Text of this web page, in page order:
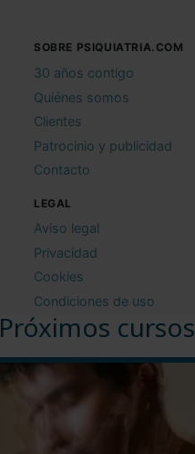
Próximos cursos
SOBRE PSIQUIATRIA.COM
30 años contigo
Quiénes somos
Clientes
Patrocinio y publicidad
Contacto
LEGAL
Aviso legal
Privacidad
Cookies
Condiciones de uso